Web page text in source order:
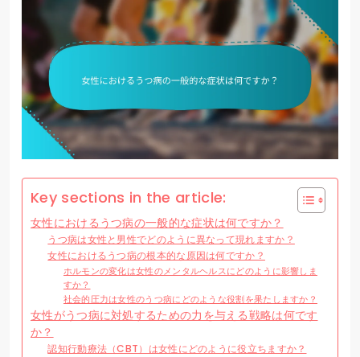
Key sections in the article:
女性におけるうつ病の一般的な症状は何ですか？
うつ病は女性と男性でどのように異なって現れますか？
女性におけるうつ病の根本的な原因は何ですか？
ホルモンの変化は女性のメンタルヘルスにどのように影響しま
すか？
社会的圧力は女性のうつ病にどのような役割を果たしますか？
女性がうつ病に対処するための力を与える戦略は何です
か？
認知行動療法（CBT）は女性にどのように役立ちますか？